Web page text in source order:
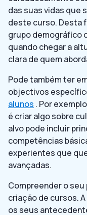
das suas vidas que
deste curso. Desta
grupo demográfico
quando chegar a
clara de quem
Pode também ter
objectivos
alunos . Por
é criar algo sobre
alvo pode incluir
competências
experientes que
avançadas.
Compreender o
criação de cursos.
os seus